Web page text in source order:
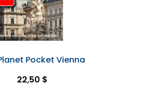
Pocket Vienna
22,50 $